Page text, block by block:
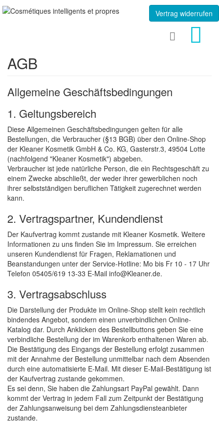
Vertrag widerrufen
AGB
Allgemeine Geschäftsbedingungen
1. Geltungsbereich
Diese Allgemeinen Geschäftsbedingungen gelten für alle
Bestellungen, die Verbraucher (§13 BGB) über den Online-Shop
der Kleaner Kosmetik GmbH & Co. KG, Gasterstr.3, 49504 Lotte
(nachfolgend "Kleaner Kosmetik") abgeben.
Verbraucher ist jede natürliche Person, die ein Rechtsgeschäft zu
einem Zwecke abschließt, der weder ihrer gewerblichen noch
ihrer selbstständigen beruflichen Tätigkeit zugerechnet werden
kann.
2. Vertragspartner, Kundendienst
Der Kaufvertrag kommt zustande mit Kleaner Kosmetik. Weitere
Informationen zu uns finden Sie im Impressum. Sie erreichen
unseren Kundendienst für Fragen, Reklamationen und
Beanstandungen unter der Service-Hotline: Mo bis Fr 10 - 17 Uhr
Telefon 05405/619 13-33 E-Mail info@Kleaner.de.
3. Vertragsabschluss
Die Darstellung der Produkte im Online-Shop stellt kein rechtlich
bindendes Angebot, sondern einen unverbindlichen Online-
Katalog dar. Durch Anklicken des Bestellbuttons geben Sie eine
verbindliche Bestellung der im Warenkorb enthaltenen Waren ab.
Die Bestätigung des Eingangs der Bestellung erfolgt zusammen
mit der Annahme der Bestellung unmittelbar nach dem Absenden
durch eine automatisierte E-Mail. Mit dieser E-Mail-Bestätigung ist
der Kaufvertrag zustande gekommen.
Es sei denn, Sie haben die Zahlungsart PayPal gewählt. Dann
kommt der Vertrag in jedem Fall zum Zeitpunkt der Bestätigung
der Zahlungsanweisung bei dem Zahlungsdiensteanbieter
zustande.